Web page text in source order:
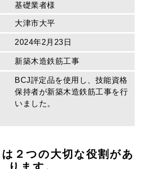
基礎業者様
大津市大平
2024年2月23日
新築木造鉄筋工事
BCJ評定品を使用し、技能資格
保持者が新築木造鉄筋工事を行
いました。
２つの大切な役割があ